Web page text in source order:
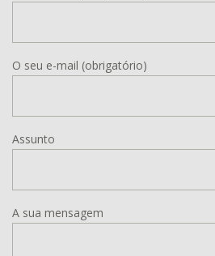
O seu e-mail (obrigatório)
Assunto
A sua mensagem